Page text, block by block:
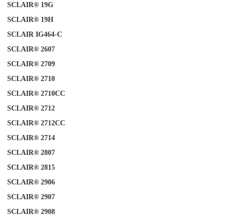
SCLAIR® 19G
SCLAIR® 19H
SCLAIR IG464-C
SCLAIR® 2607
SCLAIR®2709
SCLAIR® 2710
SCLAIR® 2710CC
SCLAIR® 2712
SCLAIR® 2712CC
SCLAIR® 2714
SCLAIR® 2807
SCLAIR® 2815
SCLAIR® 2906
SCLAIR® 2907
SCLAIR® 2908